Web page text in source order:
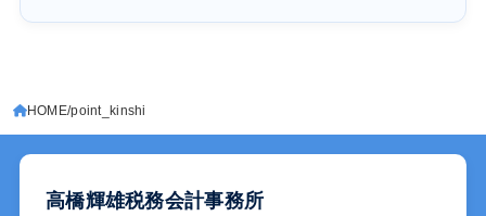
HOME point_kinshi
高橋輝雄税務会計事務所